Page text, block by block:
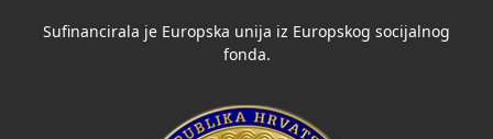
Sufinancirala je Europska unija iz Europskog socijalnog
fonda.